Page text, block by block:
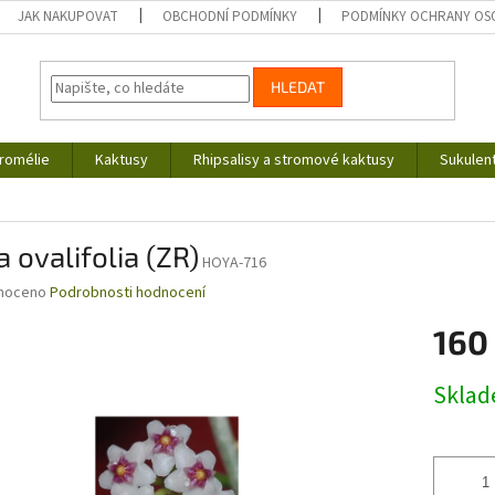
JAK NAKUPOVAT OBCHODNÍ PODMÍNKY PODMÍNKY OCHRANY
HLEDAT
Kaktusy Rhipsalisy a stromové kaktusy
ovalifolia (ZR) HOYA-716
Podrobnosti hodnocení
160
cena: